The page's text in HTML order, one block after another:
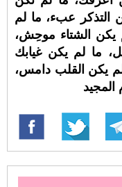
التذكر عبء، ما لم
يكن الشتاء موحِش،
ما لم يكن غيابك
يكن القلب دامس،